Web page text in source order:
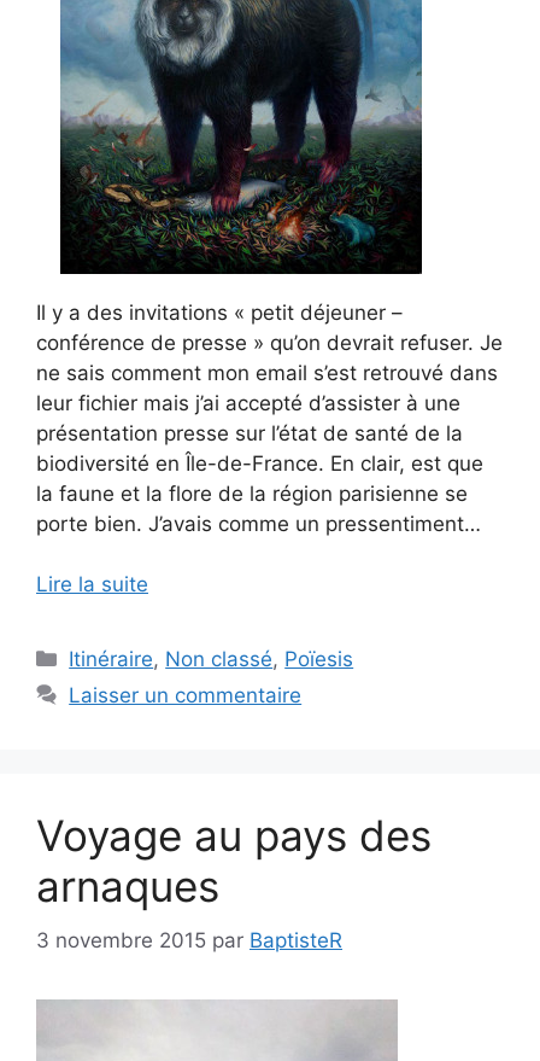
Il y a des invitations « petit déjeuner –
conférence de presse » qu’on devrait refuser. Je
ne sais comment mon email s’est retrouvé dans
leur fichier mais j’ai accepté d’assister à une
présentation presse sur l’état de santé de la
biodiversité en Île-de-France. En clair, est que
la faune et la flore de la région parisienne se
porte bien. J’avais comme un pressentiment…
Lire la suite
Catégories
Itinéraire, Non classé, Poïesis
Laisser un commentaire
Voyage au pays des
arnaques
3 novembre 2015 par BaptisteR